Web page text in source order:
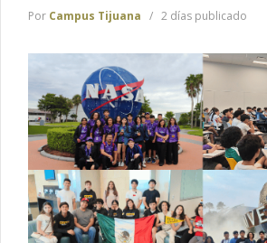
Por Campus Tijuana 2 días publicado